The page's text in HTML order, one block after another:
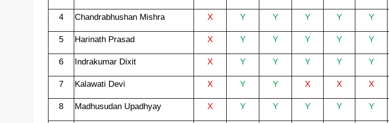
4 Chandrabhushan Mishra X Y Y Y Y Y
5 Harinath Prasad X Y Y Y Y Y
6 Indrakumar Dixit X Y Y Y Y Y
7 Kalawati Devi X Y Y X X X
8 Madhusudan Upadhyay X Y Y Y Y Y